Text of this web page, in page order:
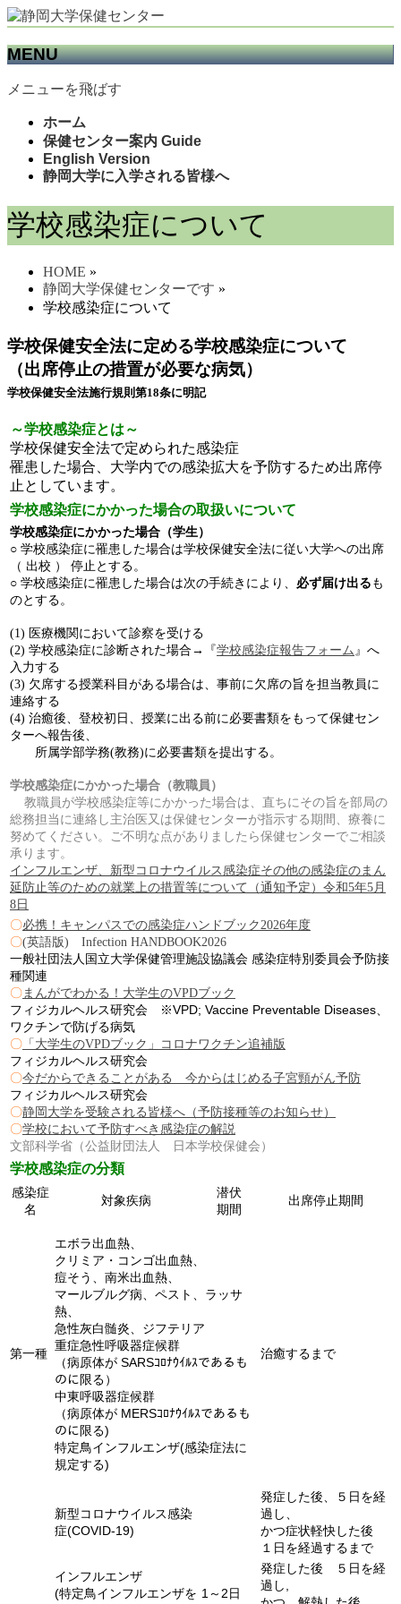
MENU
メニューを飛ばす
ホーム
保健センター案内 Guide
English Version
静岡大学に入学される皆様へ
学校感染症について
HOME »
静岡大学保健センターです »
学校感染症について
学校保健安全法に定める学校感染症について
（出席停止の措置が必要な病気）
学校保健安全法施行規則第18条に明記
～学校感染症とは～
学校保健安全法で定められた感染症
罹患した場合、大学内での感染拡大を予防するため出席停
止としています。
学校感染症にかかった場合の取扱いについて
学校感染症にかかった場合（学生）
○ 学校感染症に罹患した場合は学校保健安全法に従い大学への出席
（ 出校 ） 停止とする。
○ 学校感染症に罹患した場合は次の手続きにより、 必ず届け出るも
のとする。
(1) 医療機関において診察を受ける
(2) 学校感染症に診断された場合→
『学校感染症報告フォーム 』 へ
入力する
(3) 欠席する授業科目がある場合は、事前に欠席の旨を担当教員に
連絡する
(4) 治癒後、登校初日、授業に出る前に必要書類をもって保健セン
ターへ報告後、
所属学部学務(教務)に必要書類を提出する。
学校感染症にかかった場合（教職員）
教職員が学校感染症等にかかった場合は、直ちにその旨を部局の
総務担当に連絡し主治医又は保健センターが指示する期間、療養に
努めてください。
ご不明な点がありましたら保健センターでご相談
承ります。
インフルエンザ、新型コロナウイルス感染症その他の感染症のまん
延防止等のための就業上の措置等について（通知予定）令和5年5月
8日
〇必携！キャンパスでの感染症ハンドブック2026年度
〇(英語版) Infection HANDBOOK2026
一般社団法人国立大学保健管理施設協議会 感染症特別委員会予防接
種関連
〇 まんがでわかる！大学生のVPDブック
フィジカルヘルス研究会 ※VPD; Vaccine Preventable Diseases、
ワクチンで防げる病気
〇 「大学生のVPDブック」コロナワクチン追補版
フィジカルヘルス研究会
〇今だからできることがある 今からはじめる子宮頸がん予防
フィジカルヘルス研究会
〇静岡大学を受験される皆様へ（予防接種等のお知らせ）
〇学校において予防すべき感染症の解説
文部科学省 （公益財団法人 日本学校保健会）
学校感染症の分類
感染症
名
対象疾病
潜伏
期間
出席停止期間
第一種
エボラ出血熱、
クリミア・コンゴ出血熱、
痘そう、南米出血熱、
マールブルグ病、ペスト、ラッサ
熱、
急性灰白髄炎、ジフテリア
重症急性呼吸器症候群
（病原体が SARSｺﾛﾅｳｲﾙｽであるも
のに限る）
中東呼吸器症候群
（病原体が MERSｺﾛﾅｳｲﾙｽであるも
のに限る)
特定鳥インフルエンザ(感染症法に
規定する)
治癒するまで
新型コロナウイルス感染
症(COVID-19)
発症した後、５日を経
過し、
かつ症状軽快した後
１日を経過するまで
インフルエンザ
(特定鳥インフルエンザを 1～2日
発症した後 ５日を経
過し,